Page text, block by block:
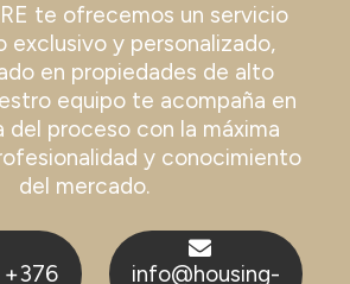
te ofrecemos un servicio
exclusivo y personalizado,
en propiedades de alto
equipo te acompaña en
del proceso con la máxima
y conocimiento
del mercado.
+376
info@housing-